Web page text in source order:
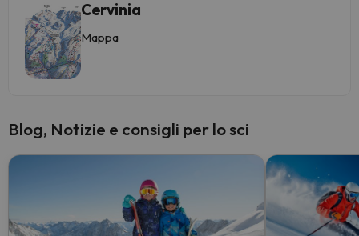
Cervinia
Mappa
Blog, Notizie e consigli per lo sci